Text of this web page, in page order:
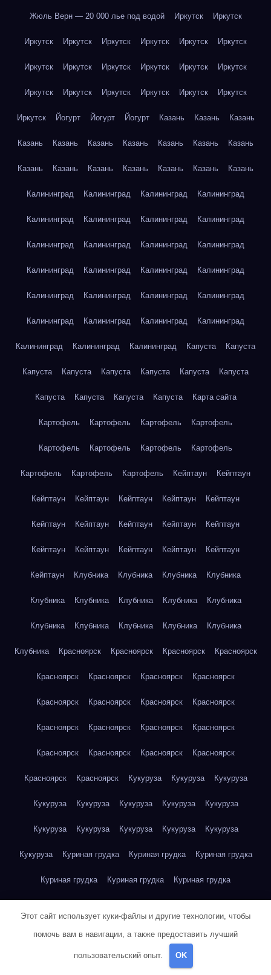
Жюль Верн — 20 000 лье под водой Иркутск Иркутск
Иркутск Иркутск Иркутск Иркутск Иркутск Иркутск
Иркутск Иркутск Иркутск Иркутск Иркутск Иркутск
Иркутск Иркутск Иркутск Иркутск Иркутск Иркутск
Иркутск Йогурт Йогурт Йогурт Казань Казань Казань
Казань Казань Казань Казань Казань Казань Казань
Казань Казань Казань Казань Казань Казань Казань
Калининград Калининград Калининград Калининград
Калининград Калининград Калининград Калининград
Калининград Калининград Калининград Калининград
Калининград Калининград Калининград Калининград
Калининград Калининград Калининград Калининград
Калининград Калининград Калининград Калининград
Калининград Калининград Калининград Капуста Капуста
Капуста Капуста Капуста Капуста Капуста Капуста
Капуста Капуста Капуста Капуста Карта сайта
Картофель Картофель Картофель Картофель
Картофель Картофель Картофель Картофель
Картофель Картофель Картофель Кейптаун Кейптаун
Кейптаун Кейптаун Кейптаун Кейптаун Кейптаун
Кейптаун Кейптаун Кейптаун Кейптаун Кейптаун
Кейптаун Кейптаун Кейптаун Кейптаун Кейптаун
Кейптаун Клубника Клубника Клубника Клубника
Клубника Клубника Клубника Клубника Клубника
Клубника Клубника Клубника Клубника Клубника
Клубника Красноярск Красноярск Красноярск Красноярск
Красноярск Красноярск Красноярск Красноярск
Красноярск Красноярск Красноярск Красноярск
Красноярск Красноярск Красноярск Красноярск
Красноярск Красноярск Красноярск Красноярск
Красноярск Красноярск Кукуруза Кукуруза Кукуруза
Кукуруза Кукуруза Кукуруза Кукуруза Кукуруза
Кукуруза Кукуруза Кукуруза Кукуруза Кукуруза
Кукуруза Куриная грудка Куриная грудка Куриная грудка
Куриная грудка Куриная грудка Куриная грудка
Куриная грудка Куриная грудка Куриная грудка
Куриная грудка Куриная грудка Куриная грудка
Этот сайт использует куки-файлы и другие технологии, чтобы
помочь вам в навигации, а также предоставить лучший
пользовательский опыт. OK